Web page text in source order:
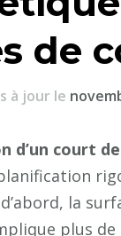
de
à jour le
d’un court
la
plus